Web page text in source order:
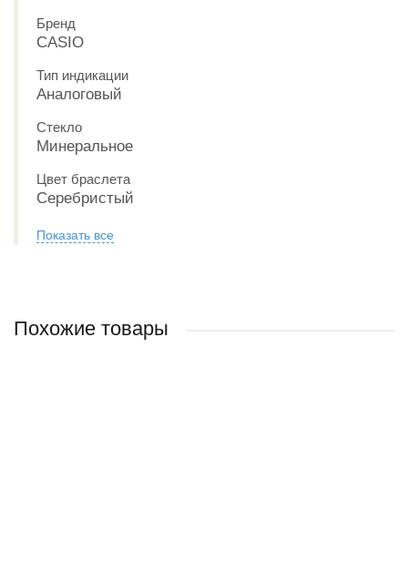
Бренд
CASIO
Тип индикации
Аналоговый
Стекло
Минеральное
Цвет браслета
Серебристый
Показать все
Похожие товары